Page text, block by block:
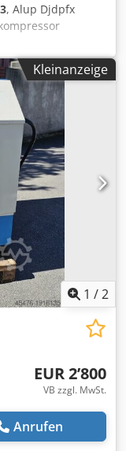
, Alup Djdpfx
und
Kleinanzeige
1 /2
EUR 2’800
VB zzgl. MwSt.
Anrufen